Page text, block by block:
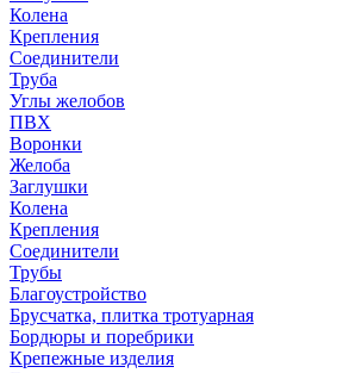
Колена
Крепления
Соединители
Труба
Углы желобов
ПВХ
Воронки
Желоба
Заглушки
Колена
Крепления
Соединители
Трубы
Благоустройство
Брусчатка, плитка тротуарная
Бордюры и поребрики
Крепежные изделия